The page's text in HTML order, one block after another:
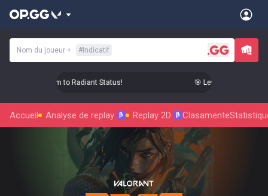
Nom du joueur + # Indicatif
Up Your Aim to Radiant Status! 🎯 Level Up Your Aim
Accueil Analyse de replay β Replay 2D β Clasamente